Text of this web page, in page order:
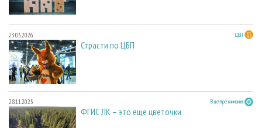
23.03.2026 ЦБП
Страсти по ЦБП
28.11.2025 В центре внимания
ФГИС ЛК – это еще цветочки